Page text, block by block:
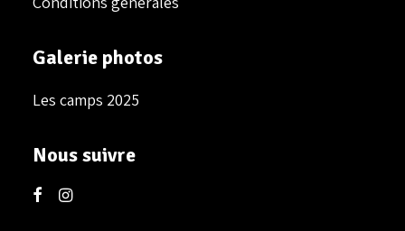
Galerie photos
Les camps 2025
Nous suivre